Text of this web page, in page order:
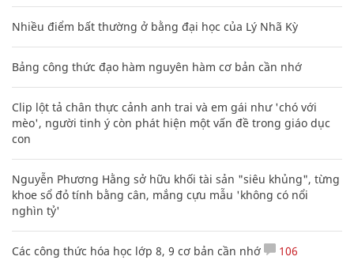
Nhiều điểm bất thường ở bằng đại học của Lý Nhã Kỳ
Bảng công thức đạo hàm nguyên hàm cơ bản cần nhớ
Clip lột tả chân thực cảnh anh trai và em gái như 'chó với
mèo', người tinh ý còn phát hiện một vấn đề trong giáo dục
con
Nguyễn Phương Hằng sở hữu khối tài sản "siêu khủng", từng
khoe sổ đỏ tính bằng cân, mắng cựu mẫu 'không có nổi
nghìn tỷ'
Các công thức hóa học lớp 8, 9 cơ bản cần nhớ 106